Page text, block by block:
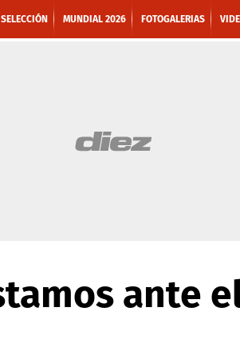
MUNDIAL 2026 FOTOGALERIAS
ante